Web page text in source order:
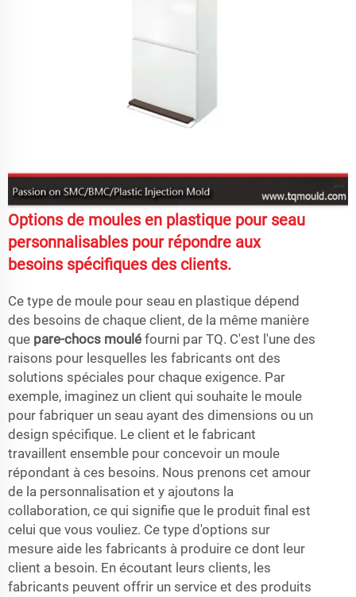
Options de moules en plastique pour seau
personnalisables pour répondre aux
besoins spécifiques des clients.
Ce type de moule pour seau en plastique dépend
des besoins de chaque client, de la même manière
que pare-chocs moulé fourni par TQ. C'est l'une des
raisons pour lesquelles les fabricants ont des
solutions spéciales pour chaque exigence. Par
exemple, imaginez un client qui souhaite le moule
pour fabriquer un seau ayant des dimensions ou un
design spécifique. Le client et le fabricant
travaillent ensemble pour concevoir un moule
répondant à ces besoins. Nous prenons cet amour
de la personnalisation et y ajoutons la
collaboration, ce qui signifie que le produit final est
celui que vous vouliez. Ce type d'options sur
mesure aide les fabricants à produire ce dont leur
client a besoin. En écoutant leurs clients, les
fabricants peuvent offrir un service et des produits